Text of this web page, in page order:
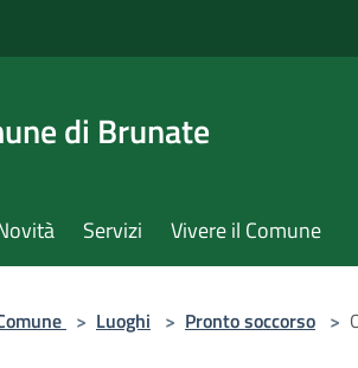
di Brunate
Servizi Vivere il Comune
> Luoghi > Pronto soccorso >